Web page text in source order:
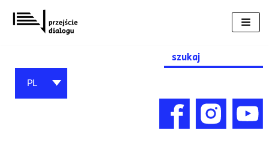
Przejdź
do
Search
for:
PL